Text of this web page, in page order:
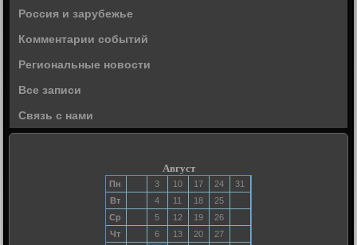
Россия и зарубежье
Комментарии событий
Региональные новости
Все записи
Связь с нами
Август
Пн 3 10 17 24
31
Вт
4 11 18
25
Ср
5 12 19
26
Чт
6 13 20
27